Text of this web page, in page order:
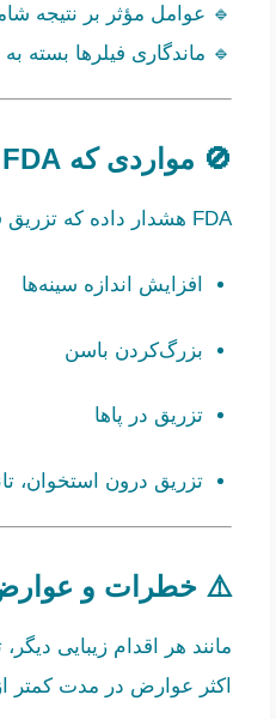
🔹 عوامل مؤثر بر نتیجه
🔹 ماندگاری فیلرها بسته
🚫 مواردی که FDA استفاده از فیلر را تأیید نکرده است
FDA هشدار داده که تزریق فیلرها در نواحی زیر
افزایش اندازه سینه‌ها
بزرگ‌کردن باسن
تزریق در پاها
تزریق درون استخوان،
⚠️ خطرات و عوارض
مانند هر اقدام زیبایی
اکثر عوارض در مدت کمتر